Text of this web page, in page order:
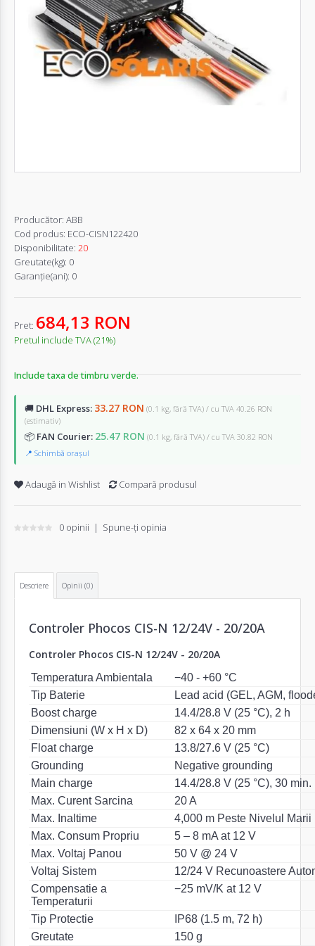
Autentifică-
Înregistrează-
Producător: ABB
Cod produs: ECO-CISN122420
Disponibilitate: 20
Greutate(kg): 0
Garanţie(ani): 0
Pret: 684,13 RON
Pretul include TVA (21%)
Include taxa de timbru verde.
🚚 DHL Express: 33.27 RON (0.1 kg, fără TVA) / cu TVA 40.26 RON
(estimativ)
📦 FAN Courier: 25.47 RON (0.1 kg, fără TVA) / cu TVA 30.82 RON
📍 Schimbă orașul
Adaugă in Wishlist Compară produsul
0 opinii | Spune-ţi opinia
Descriere Opinii (0)
Controler Phocos CIS-N 12/24V - 20/20A
Controler Phocos CIS-N 12/24V - 20/20A
Temperatura Ambientala
−40 - +60 °C
Tip Baterie
Lead acid (GEL, AGM,
Boost charge
14.4/28.8 V (25 °C), 2 h
Dimensiuni (W x H x D)
82 x 64 x 20 mm
Float charge
13.8/27.6 V (25 °C)
Grounding
Negative grounding
Main charge
14.4/28.8 V (25 °C), 30 min.
Max. Curent Sarcina
20 A
Max. Inaltime
4,000 m Peste Nivelul Marii
Max. Consum Propriu
5 – 8 mA at 12 V
Max. Voltaj Panou
50 V @ 24 V
Voltaj Sistem
12/24 V Recunoastere
Compensatie a
Temperaturii
−25 mV/K at 12 V
Tip Protectie
IP68 (1.5 m, 72 h)
Greutate
150 g